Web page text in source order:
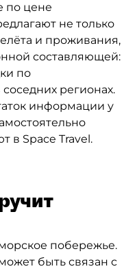
по цене
не только
и проживания,
составляющей:
по
регионах.
информации у
в Space Travel.
побережье.
быть связан с